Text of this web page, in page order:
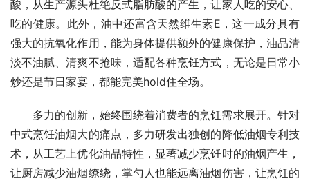
酸，从生产源头杜绝反式脂肪酸的产生，让家人吃的安心、
吃的健康。此外，油中还富含天然维生素E，这一成分具有
强大的抗氧化作用，能为身体提供额外的健康保护，油品清
淡不油腻、清爽不抢味，适配各种烹饪方式，无论是日常小
炒还是节日家宴，都能完美hold住全场。
多力的创新，始终围绕着消费者的烹饪需求展开。针对
中式烹饪油烟大的痛点，多力研发出独创的降低油烟专利技
术，从工艺上优化油品特性，显著减少烹饪时的油烟产生，
让厨房减少油烟缭绕，掌勺人也能远离油烟伤害，让烹饪的